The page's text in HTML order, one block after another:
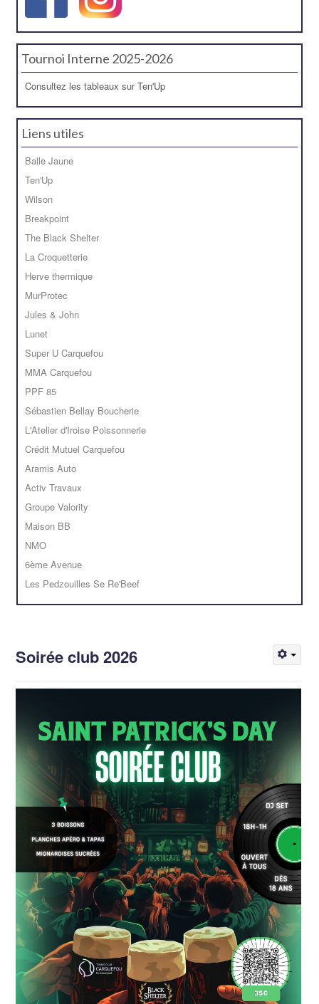
Tournoi Interne 2025-2026
Consultez les tableaux sur Ten'Up
Liens utiles
Balle Jaune
Ten'Up
Wilson
Breakpoint
The Black Shelter
La Croquetterie
Herve thermique
MurProtec
Jules & John
Lunet
Super U Carquefou
MMA Carquefou
PPF 85
Sébastien Bellay Boucherie
L'Atelier d'Iroise Poissonnerie
Crédit Mutuel Carquefou
Aramis Auto
Activ Travaux
Groupe Valority
Maison BB
NMO
6ème Avenue
Les Pedzouilles Se Re'Beef
Soirée club 2026